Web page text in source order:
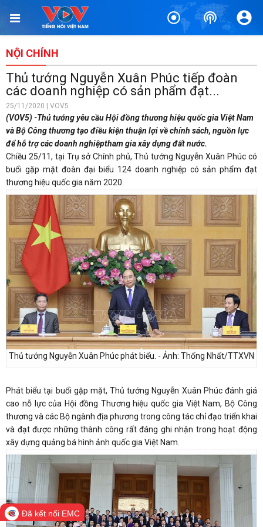
NỘI CHÍNH
Thủ tướng Nguyễn Xuân Phúc tiếp đoàn
các doanh nghiệp có sản phẩm đạt...
25/11/2020 | VOV5
(VOV5) -Thủ tướng yêu cầu Hội đồng thương hiệu quốc gia Việt Nam
và Bộ Công thương tạo điều kiện thuận lợi về chính sách, nguồn lực
để hỗ trợ các doanh nghiệptham gia xây dựng đất nước.
Chiều 25/11, tại Trụ sở Chính phủ, Thủ tướng Nguyễn Xuân Phúc có
buổi gặp mặt đoàn đại biểu 124 doanh nghiệp có sản phẩm đạt
thương hiệu quốc gia năm 2020.
Thủ tướng Nguyễn Xuân Phúc phát biểu. - Ảnh: Thống Nhất/TTXVN
Phát biểu tại buổi gặp mặt, Thủ tướng Nguyễn Xuân Phúc đánh giá
cao nỗ lực của Hội đồng Thương hiệu quốc gia Việt Nam, Bộ Công
thương và các Bộ ngành địa phương trong công tác chỉ đạo triển khai
và đạt được những thành công rất đáng ghi nhận trong hoạt động
xây dựng quảng bá hình ảnh quốc gia Việt Nam.
Đã kết nối EMC